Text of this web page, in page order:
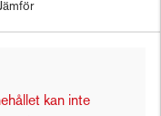
kan inte